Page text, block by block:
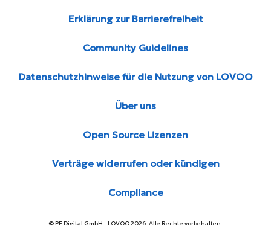
Erklärung zur Barrierefreiheit
Community Guidelines
Datenschutzhinweise für die Nutzung von LOVOO
Über uns
Open Source Lizenzen
Verträge widerrufen oder kündigen
Compliance
© PE Digital GmbH - LOVOO 2026. Alle Rechte vorbehalten.